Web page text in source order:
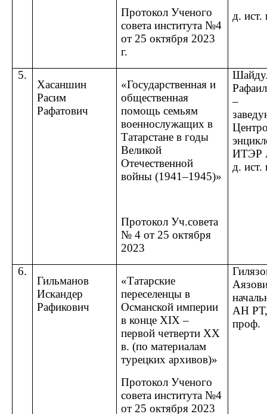
Протокол Ученого
советаинститута№4
от 25 октября 2023
г.
д.
5.
Хасаншин
Расим
Рафатович
«Государственная и
общественная
помощь семьям
военнослужащих в
Татарстане в годы
Великой
Отечественной
войны (1941–1945)»
Протокол Уч.совета
№ 4 от 25 октября
2023
–
ИТЭР
д.
6.
Гильманов
Искандер
Рафикович
«Татарские
переселенцы в
Османской империи
в конце XIX –
первой четверти XX
в. (по материалам
турецких архивов)»
Протокол Ученого
совета института №4
от 25 октября 2023
АН РТ,
проф.